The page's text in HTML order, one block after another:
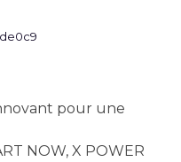
pour une
NOW, X POWER